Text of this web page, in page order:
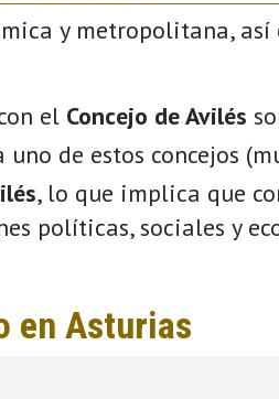
y metropolitana, así
el Concejo de Avilés
uno de estos concejos
, lo que implica que
políticas, sociales y